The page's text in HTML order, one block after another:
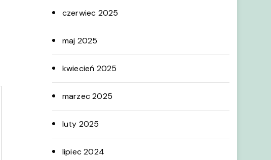
czerwiec 2025
maj 2025
kwiecień 2025
marzec 2025
luty 2025
lipiec 2024